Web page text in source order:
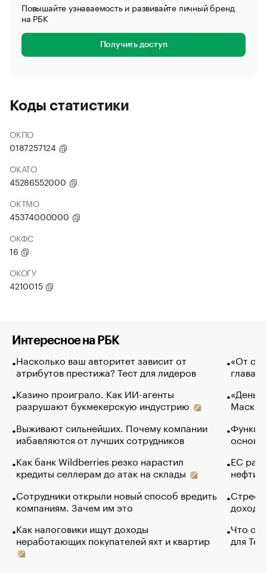
Повышайте узнаваемость и развивайте личный бренд
на РБК
Получить доступ
Коды статистики
ОКПО
0187257124
ОКАТО
45286552000
ОКТМО
45374000000
ОКФС
16
ОКОГУ
4210015
Интересное на РБК
Насколько ваш авторитет зависит от
атрибутов престижа? Тест для лидеров
Казино проиграло. Как ИИ-агенты
разрушают букмекерскую индустрию
Выживают сильнейших. Почему компании
избавляются от лучших сотрудников
Как банк Wildberries резко нарастил
кредиты селлерам до атак на склады
Сотрудники открыли новый способ вредить
компаниям. Зачем им это
Как налоговики ищут доходы
неработающих покупателей яхт и квартир
«От
глава
Маск в
основ
ЕС
нефти
Что
для